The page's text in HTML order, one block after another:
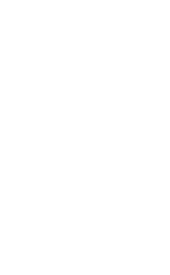
-o yaml >
を追加
リ名です。存在しなくて
階層にvolumesを追加
ていた